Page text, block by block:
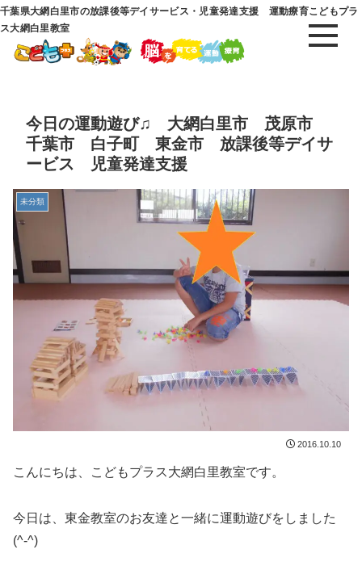
千葉県大網白里市の放課後等デイサービス・児童発達支援 運動療育こどもプラ
ス大網白里教室
今日の運動遊び♫ 大網白里市 茂原市
千葉市 白子町 東金市 放課後等デイサ
ービス 児童発達支援
未分類
2016.10.10
こんにちは、こどもプラス大網白里教室です。
今日は、東金教室のお友達と一緒に運動遊びをしました
(^-^)